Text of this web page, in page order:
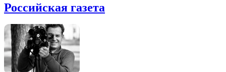
Российская газета